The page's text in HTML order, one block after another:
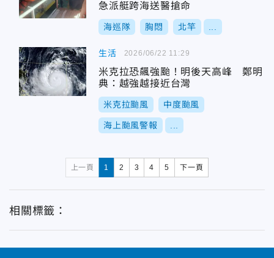
急派艇跨海送醫搶命
海巡隊 胸悶 北竿
生活
米克拉恐飆強颱！明後天高峰 鄭明
典：越強越接近台灣
米克拉颱風 中度颱風
海上颱風警報
2026/06/22 11:29
上一頁 1 2 3 4 5 下一頁
相關標籤：